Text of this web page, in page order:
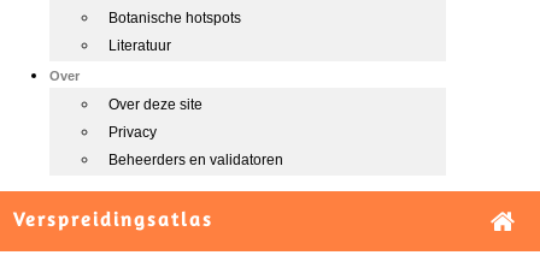
Botanische hotspots
Literatuur
Over
Over deze site
Privacy
Beheerders en validatoren
Verspreidingsatlas